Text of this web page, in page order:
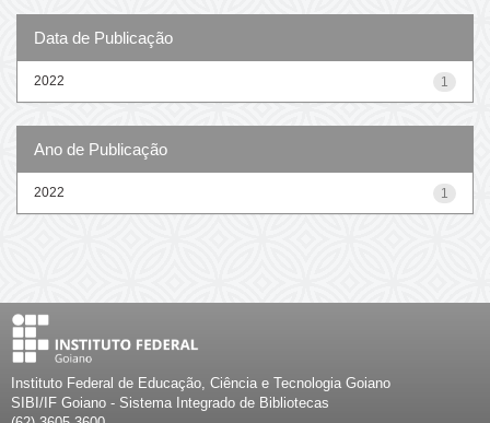
Data de Publicação
1
2022
Ano de Publicação
1
2022
Instituto Federal de Educação, Ciência e Tecnologia Goiano
SIBI/IF Goiano - Sistema Integrado de Bibliotecas